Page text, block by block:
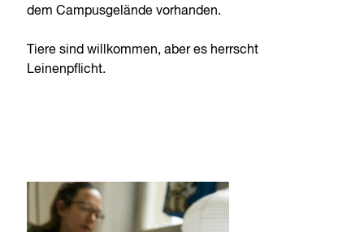
dem Campusgelände vorhanden.
Tiere sind willkommen, aber es herrscht
Leinenpflicht.